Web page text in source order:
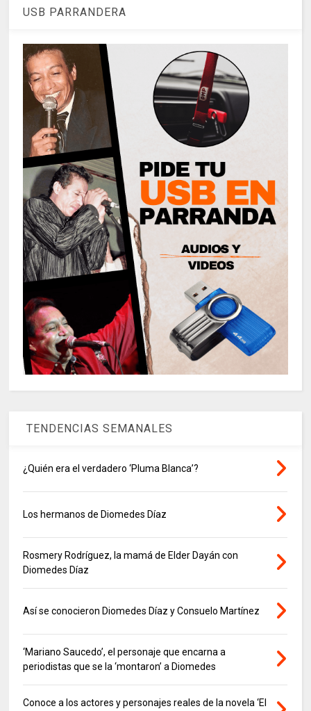
USB PARRANDERA
TENDENCIAS SEMANALES
¿Quién era el verdadero ‘Pluma Blanca’?
Los hermanos de Diomedes Díaz
Rosmery Rodríguez, la mamá de Elder Dayán con
Diomedes Díaz
Así se conocieron Diomedes Díaz y Consuelo Martínez
‘Mariano Saucedo’, el personaje que encarna a
periodistas que se la ‘montaron’ a Diomedes
Conoce a los actores y personajes reales de la novela ‘El